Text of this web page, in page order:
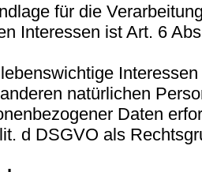
für die
Interessen ist Art. 6
natürlichen
Daten
d DSGVO als